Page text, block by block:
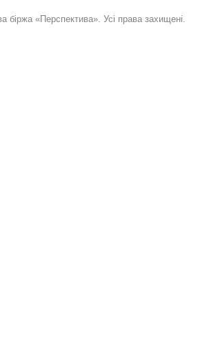
«Перспектива». Усі права захищені.